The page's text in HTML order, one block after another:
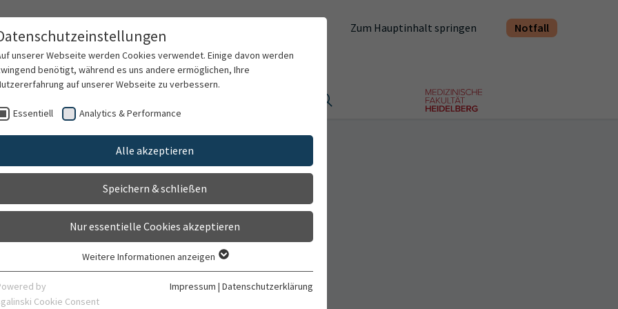
Zum Hauptinhalt springen Notfall
M.Sc. Psych
unserer Webseite werden Cookies verwendet. Einige davon werden
benötigt, während es uns andere ermöglichen, Ihre
auf unserer Webseite zu verbessern.
Essentiell Analytics & Performance
Alle akzeptieren
Speichern & schließen
Nur essentielle Cookies akzeptieren
Essentielle Cookies werden für grundlegende Funktionen der Webseite
benötigt. Dadurch ist gewährleistet, dass die Webseite einwandfrei
Weitere Informationen anzeigen
by
Cookie Consent
Impressum | Datenschutzerklärung